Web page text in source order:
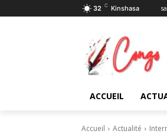
32 C Kinshasa
ACCUEIL
Accueil Actualité